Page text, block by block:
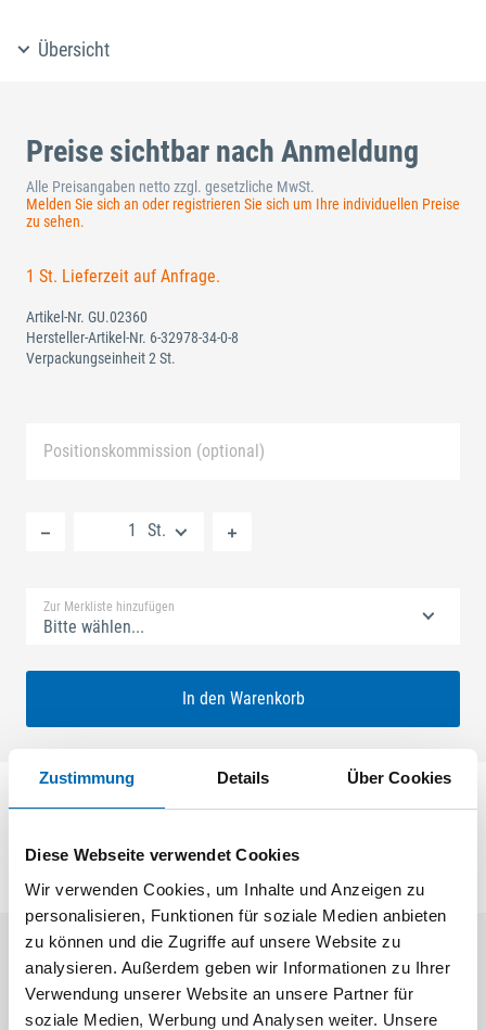
Zustimmung Details Über Cookies
Diese Webseite verwendet Cookies
Wir verwenden Cookies, um Inhalte und Anzeigen zu
personalisieren, Funktionen für soziale Medien anbieten
zu können und die Zugriffe auf unsere Website zu
analysieren. Außerdem geben wir Informationen zu Ihrer
Verwendung unserer Website an unsere Partner für
soziale Medien, Werbung und Analysen weiter. Unsere
Übersicht
Preise sichtbar nach Anmeldung
Alle Preisangaben netto zzgl. gesetzliche MwSt.
Melden Sie sich an oder registrieren Sie sich um Ihre individuellen Preise
zu sehen.
1 St. Lieferzeit auf Anfrage.
Artikel-Nr. GU.02360
Hersteller-Artikel-Nr. 6-32978-34-0-8
Verpackungseinheit 2 St.
Positionskommission (optional)
St.
Zur Merkliste hinzufügen
Bitte wählen...
In den Warenkorb
Schließplatte SF Panik
Aktuelle Angebote